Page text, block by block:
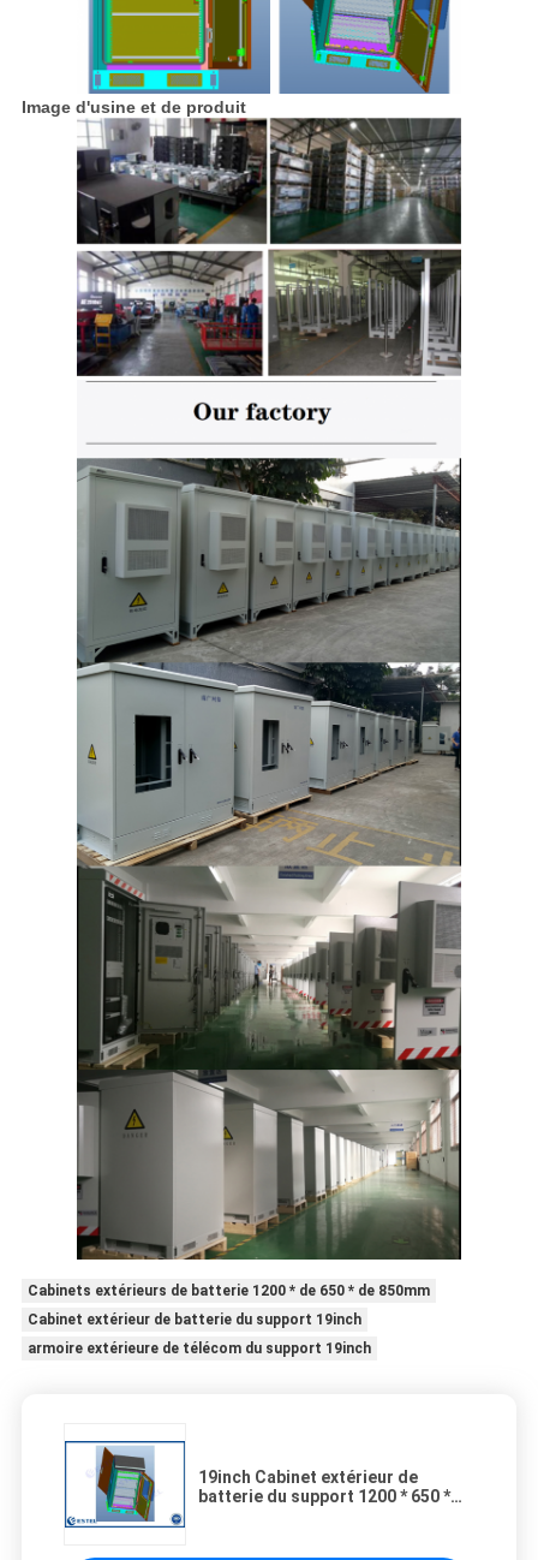
Image d'usine et de produit
Cabinets extérieurs de batterie 1200 * de 650 * de 850mm
Cabinet extérieur de batterie du support 19inch
armoire extérieure de télécom du support 19inch
19inch Cabinet extérieur de
batterie du support 1200 * 650 *